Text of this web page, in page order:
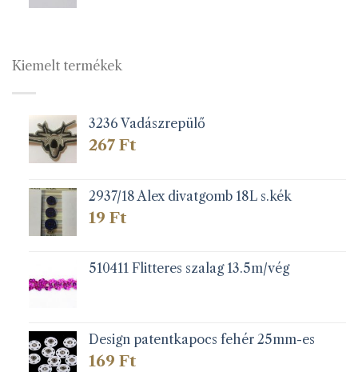
Kiemelt termékek
3236 Vadászrepülő
267 Ft
2937/18 Alex divatgomb 18L s.kék
19 Ft
510411 Flitteres szalag 13.5m/vég
Design patentkapocs fehér 25mm-es
169 Ft